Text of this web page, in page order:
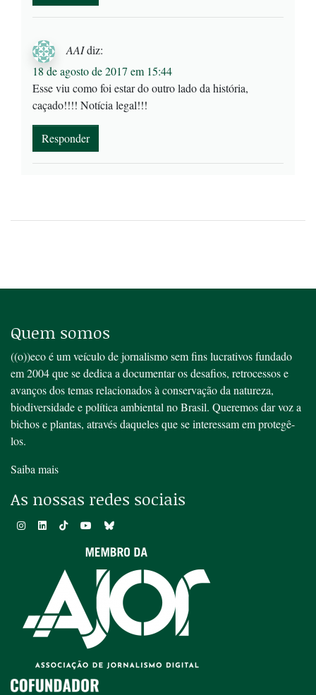
AAIdiz:
18 de agosto de 2017 em 15:44
Esse viu como foi estar do outro lado da história,
caçado!!!! Notícia legal!!!
Responder
Quem somos
((o))eco é um veículo de jornalismo sem fins lucrativos fundado
em 2004 que se dedica a documentar os desafios, retrocessos e
avanços dos temas relacionados à conservação da natureza,
biodiversidade e política ambiental no Brasil. Queremos dar voz a
bichos e plantas, através daqueles que se interessam em protegê-
los.
Saiba mais
As nossas redes sociais